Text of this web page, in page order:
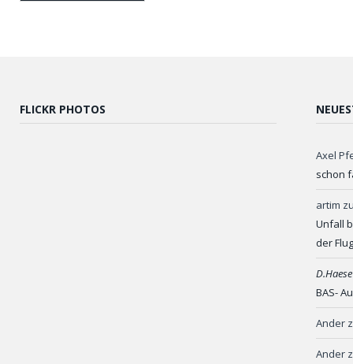
FLICKR PHOTOS
Axel
schon
artim
Unfall
der
BAS-
Ander
Ander